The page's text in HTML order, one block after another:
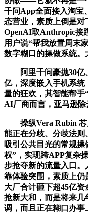
千问App全面接入淘宝
态营业，素质上倒是对
OpenAI取Anthropic接
用户说“帮我放置周末
数字糊口的操做系统。
阿里千问豪抛30亿
亿，深度嵌入手机系统
量的狂欢，其智能帮手
AI厂商而言，亚马逊除
操纵Vera Rubin 芯
能正在分歧、分歧法
吸引公共目光的常规
权”，实现跨APP复杂
步抢夺新的流量入口
靠体验突围，素质上仍
大厂合计砸下超45亿
抢新大和，而是将来
调，而且正在糊口办事